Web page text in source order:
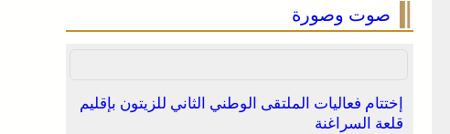
صوت وصورة
إختتام فعاليات الملتقى الوطني الثاني للزيتون بإقليم
قلعة السراغنة